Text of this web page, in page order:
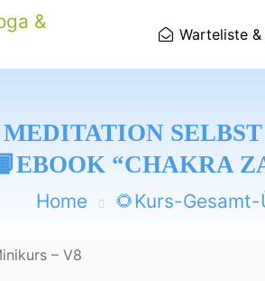
Warteliste
“CHAKRA
Home 🌻Kurs-